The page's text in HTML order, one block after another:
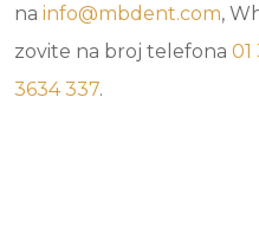
na info@mbdent.com,
zovite na broj telefona 01
3634 337.